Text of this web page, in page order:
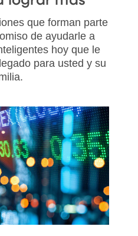
que forman parte
de ayudarle a
hoy que le
para usted y su